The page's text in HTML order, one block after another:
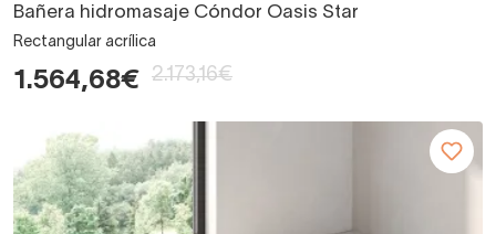
Bañera hidromasaje Cóndor Oasis Star
Rectangular acrílica
1.564,68€ 2.173,16€